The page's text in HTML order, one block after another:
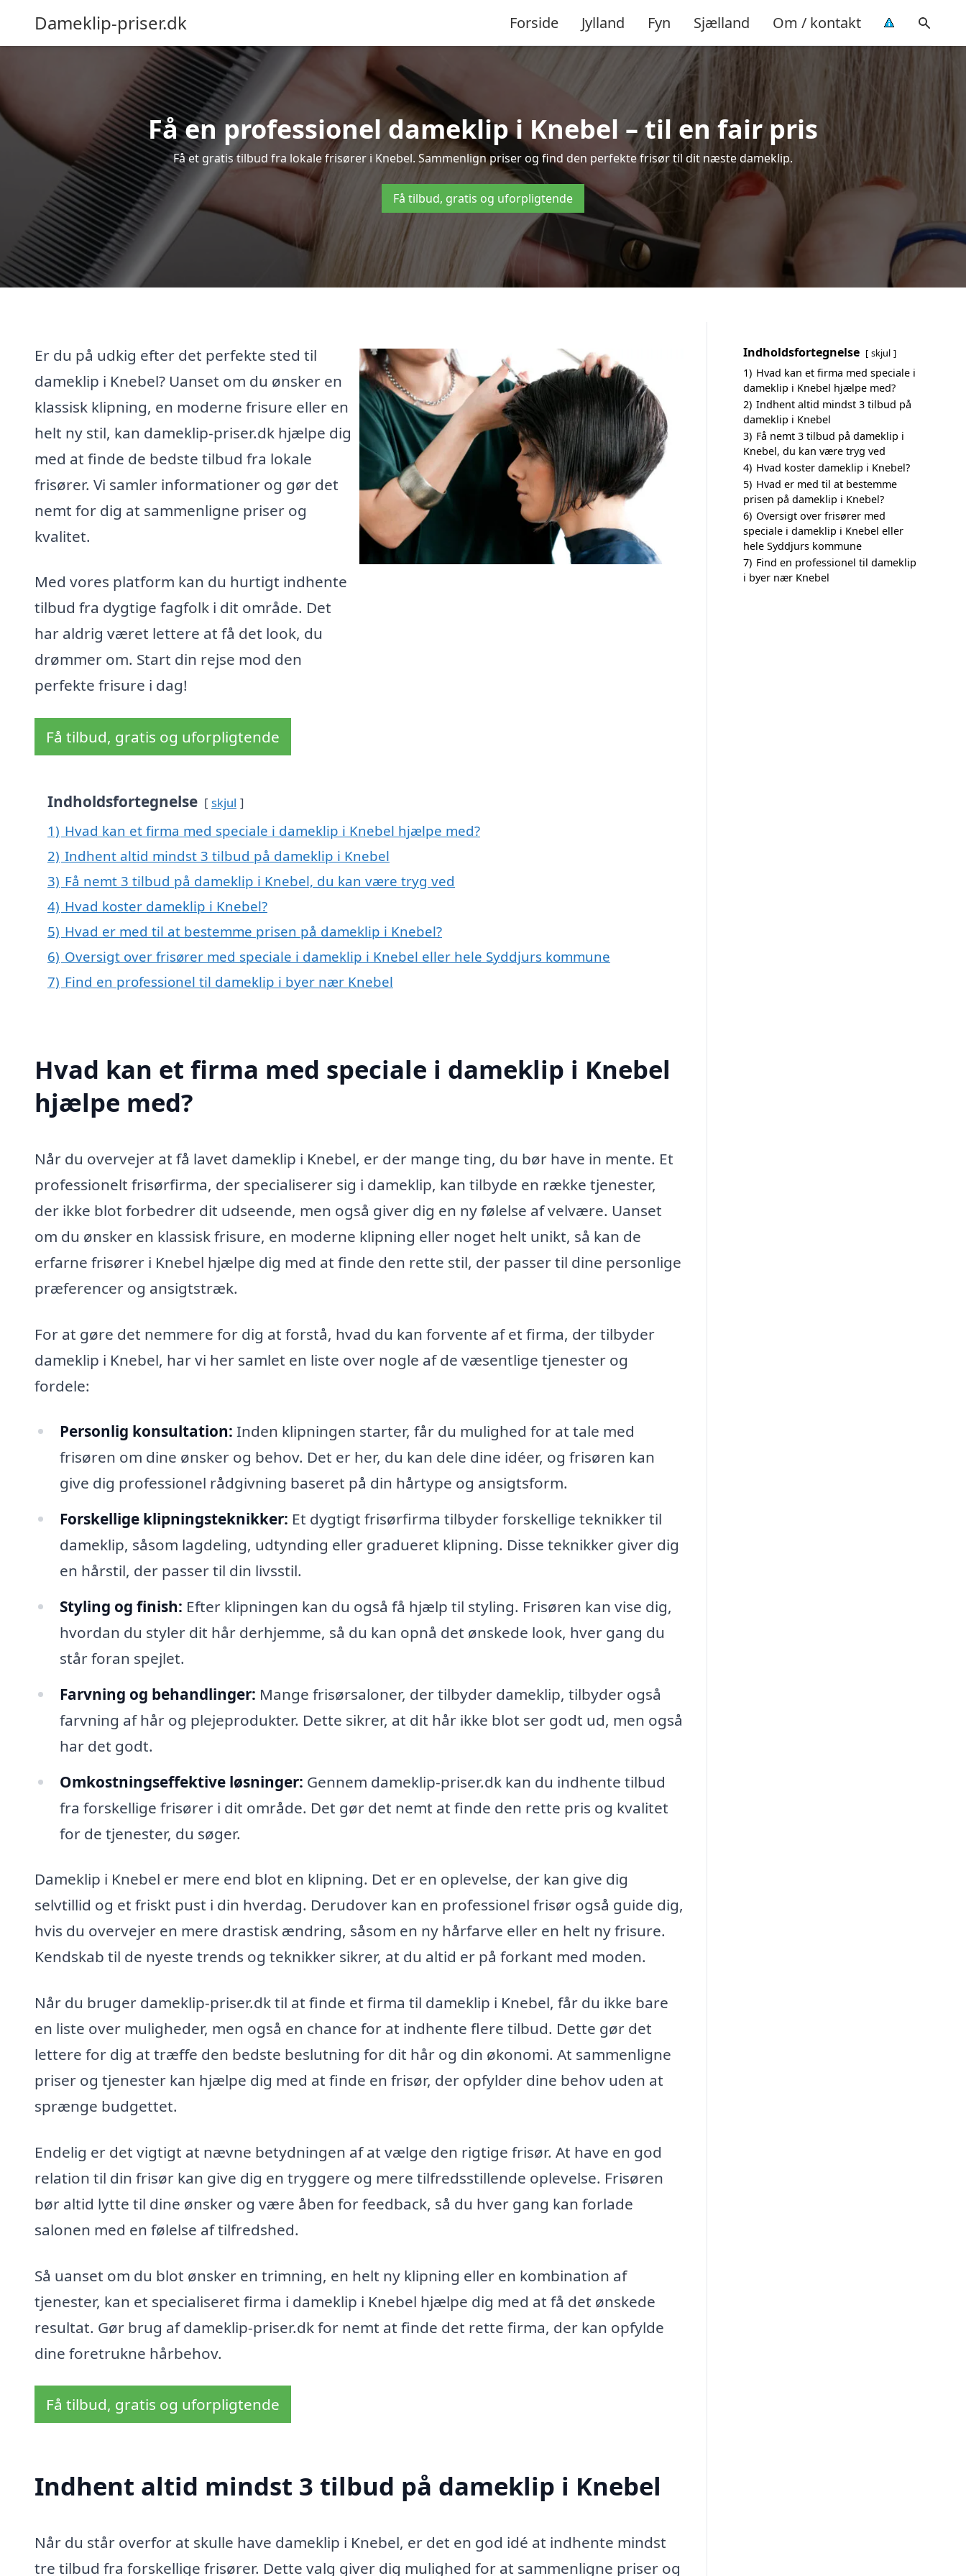
Dameklip-priser.dk Forside Jylland Fyn Sjælland Om / kontakt
Få en professionel dameklip i Knebel – til en fair pris
Få et gratis tilbud fra lokale frisører i Knebel. Sammenlign priser og find den perfekte frisør til dit næste dameklip.
Få tilbud, gratis og uforpligtende
Er du på udkig efter det perfekte sted til
dameklip i Knebel? Uanset om du ønsker en
klassisk klipning, en moderne frisure eller en
helt ny stil, kan dameklip-priser.dk hjælpe dig
med at finde de bedste tilbud fra lokale
frisører. Vi samler informationer og gør det
nemt for dig at sammenligne priser og
kvalitet.
Med vores platform kan du hurtigt indhente
tilbud fra dygtige fagfolk i dit område. Det
har aldrig været lettere at få det look, du
drømmer om. Start din rejse mod den
perfekte frisure i dag!
Få tilbud, gratis og uforpligtende
Indholdsfortegnelse skjul
1) Hvad kan et firma med speciale i dameklip i Knebel hjælpe med?
2) Indhent altid mindst 3 tilbud på dameklip i Knebel
3) Få nemt 3 tilbud på dameklip i Knebel, du kan være tryg ved
4) Hvad koster dameklip i Knebel?
5) Hvad er med til at bestemme prisen på dameklip i Knebel?
6) Oversigt over frisører med speciale i dameklip i Knebel eller hele Syddjurs kommune
7) Find en professionel til dameklip i byer nær Knebel
Hvad kan et firma med speciale i dameklip i Knebel
hjælpe med?
Når du overvejer at få lavet dameklip i Knebel, er der mange ting, du bør have in mente. Et
professionelt frisørfirma, der specialiserer sig i dameklip, kan tilbyde en række tjenester,
der ikke blot forbedrer dit udseende, men også giver dig en ny følelse af velvære. Uanset
om du ønsker en klassisk frisure, en moderne klipning eller noget helt unikt, så kan de
erfarne frisører i Knebel hjælpe dig med at finde den rette stil, der passer til dine personlige
præferencer og ansigtstræk.
For at gøre det nemmere for dig at forstå, hvad du kan forvente af et firma, der tilbyder
dameklip i Knebel, har vi her samlet en liste over nogle af de væsentlige tjenester og
fordele:
Personlig konsultation: Inden klipningen starter, får du mulighed for at tale med
frisøren om dine ønsker og behov. Det er her, du kan dele dine idéer, og frisøren kan
give dig professionel rådgivning baseret på din hårtype og ansigtsform.
Forskellige klipningsteknikker: Et dygtigt frisørfirma tilbyder forskellige teknikker til
dameklip, såsom lagdeling, udtynding eller gradueret klipning. Disse teknikker giver dig
en hårstil, der passer til din livsstil.
Styling og finish: Efter klipningen kan du også få hjælp til styling. Frisøren kan vise dig,
hvordan du styler dit hår derhjemme, så du kan opnå det ønskede look, hver gang du
står foran spejlet.
Farvning og behandlinger: Mange frisørsaloner, der tilbyder dameklip, tilbyder også
farvning af hår og plejeprodukter. Dette sikrer, at dit hår ikke blot ser godt ud, men også
har det godt.
Omkostningseffektive løsninger: Gennem dameklip-priser.dk kan du indhente tilbud
fra forskellige frisører i dit område. Det gør det nemt at finde den rette pris og kvalitet
for de tjenester, du søger.
Dameklip i Knebel er mere end blot en klipning. Det er en oplevelse, der kan give dig
selvtillid og et friskt pust i din hverdag. Derudover kan en professionel frisør også guide dig,
hvis du overvejer en mere drastisk ændring, såsom en ny hårfarve eller en helt ny frisure.
Kendskab til de nyeste trends og teknikker sikrer, at du altid er på forkant med moden.
Når du bruger dameklip-priser.dk til at finde et firma til dameklip i Knebel, får du ikke bare
en liste over muligheder, men også en chance for at indhente flere tilbud. Dette gør det
lettere for dig at træffe den bedste beslutning for dit hår og din økonomi. At sammenligne
priser og tjenester kan hjælpe dig med at finde en frisør, der opfylder dine behov uden at
sprænge budgettet.
Endelig er det vigtigt at nævne betydningen af at vælge den rigtige frisør. At have en god
relation til din frisør kan give dig en tryggere og mere tilfredsstillende oplevelse. Frisøren
bør altid lytte til dine ønsker og være åben for feedback, så du hver gang kan forlade
salonen med en følelse af tilfredshed.
Så uanset om du blot ønsker en trimning, en helt ny klipning eller en kombination af
tjenester, kan et specialiseret firma i dameklip i Knebel hjælpe dig med at få det ønskede
resultat. Gør brug af dameklip-priser.dk for nemt at finde det rette firma, der kan opfylde
dine foretrukne hårbehov.
Få tilbud, gratis og uforpligtende
Indhent altid mindst 3 tilbud på dameklip i Knebel
Når du står overfor at skulle have dameklip i Knebel, er det en god idé at indhente mindst
tre tilbud fra forskellige frisører. Dette valg giver dig mulighed for at sammenligne priser og
Indholdsfortegnelse skjul
1) Hvad kan et firma med speciale i
dameklip i Knebel hjælpe med?
2) Indhent altid mindst 3 tilbud på
dameklip i Knebel
3) Få nemt 3 tilbud på dameklip i
Knebel, du kan være tryg ved
4) Hvad koster dameklip i Knebel?
5) Hvad er med til at bestemme
prisen på dameklip i Knebel?
6) Oversigt over frisører med
speciale i dameklip i Knebel eller
hele Syddjurs kommune
7) Find en professionel til dameklip
i byer nær Knebel